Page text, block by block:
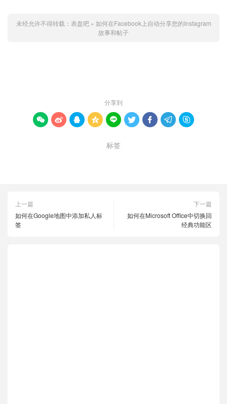
未经允许不得转载： 表盘吧» 如何在Facebook上自动分享您的Instagram
故事和帖子
分享到
        
标签
上一篇
如何在Google地图中添加私人标
签
下一篇
如何在Microsoft Office中切换回
经典功能区